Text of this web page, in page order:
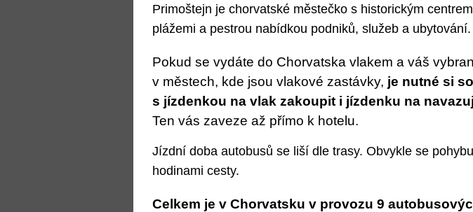
Primoštejn je chorvatské městečko s historickým
plážemi a pestrou nabídkou podniků, služeb a ubytování.
Pokud se vydáte do Chorvatska vlakem a váš
v městech, kde jsou vlakové zastávky, je nutné si
s jízdenkou na vlak zakoupit i jízdenku na
Ten vás zaveze až přímo k hotelu.
Jízdní doba autobusů se liší dle trasy. Obvykle se
hodinami cesty.
Celkem je v Chorvatsku v provozu 9